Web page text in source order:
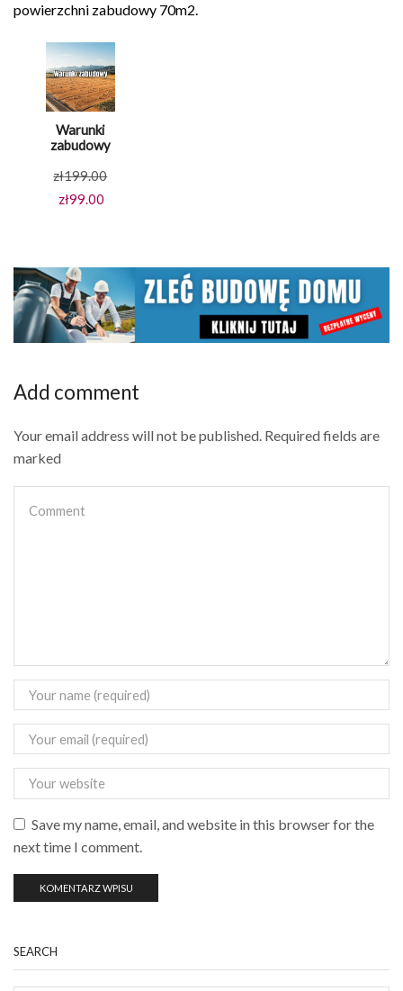
powierzchni zabudowy 70m2.
Warunki
zabudowy
zł199.00Pierwotna
zł99.00
zł99.00.
Add comment
Your email address will not be published. Required fields are
marked
Save my name, email, and website in this browser for the
next time I comment.
SEARCH